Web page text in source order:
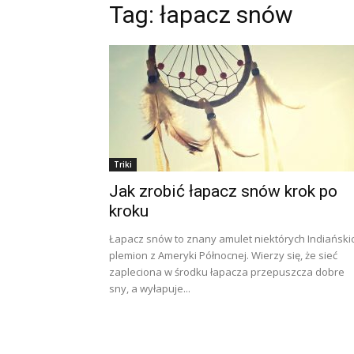
Tag: łapacz snów
Triki
Jak zrobić łapacz snów krok po
kroku
Łapacz snów to znany amulet niektórych
plemion z Ameryki Północnej. Wierzy się, że sieć
zapleciona w środku łapacza przepuszcza dobre
sny, a wyłapuje...